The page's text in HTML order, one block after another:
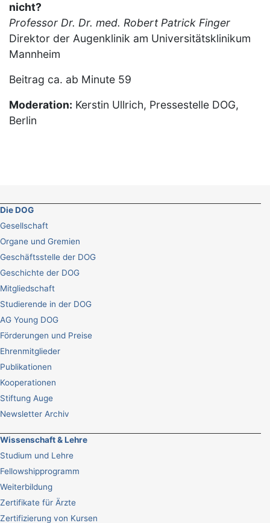
nicht?
Professor Dr. Dr. med. Robert Patrick Finger
Direktor der Augenklinik am Universitätsklinikum
Mannheim
Beitrag ca. ab Minute 59
Moderation: Kerstin Ullrich, Pressestelle DOG,
Berlin
Die DOG
Gesellschaft
Organe und Gremien
Geschäftsstelle der DOG
Geschichte der DOG
Mitgliedschaft
Studierende in der DOG
AG Young DOG
Förderungen und Preise
Ehrenmitglieder
Publikationen
Kooperationen
Stiftung Auge
Newsletter Archiv
Wissenschaft & Lehre
Studium und Lehre
Fellowshipprogramm
Weiterbildung
Zertifikate für Ärzte
Zertifizierung von Kursen